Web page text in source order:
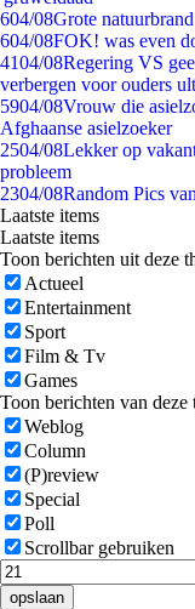
604/08Grote
604/08FOK! was even
4104/08Regering VS
verbergen voor ouders
5904/08Vrouw die
Afghaanse asielzoeker
2504/08Lekker op
probleem
2304/08Random Pics
Laatste items
Laatste items
Toon berichten uit deze
Actueel
Entertainment
Sport
Film & Tv
Games
Toon berichten van deze
Weblog
Column
(P)review
Special
Poll
Scrollbar gebruiken
opslaan